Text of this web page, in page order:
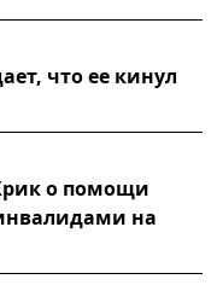
что ее кинул
о помощи
на